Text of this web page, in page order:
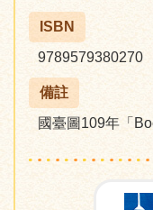
ISBN
9789579380270
備註
國臺圖109年「